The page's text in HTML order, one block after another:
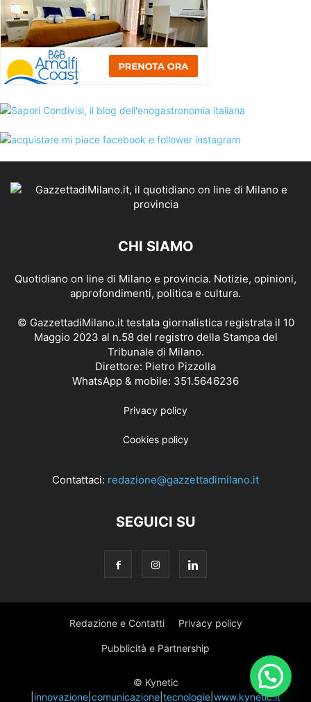
CHI SIAMO
Quotidiano on line di Milano e provincia. Notizie, opinioni,
approfondimenti, politica e cultura.
© GazzettadiMilano.it testata giornalistica registrata il 10
Maggio 2023 al n.58 del registro della Stampa del
Tribunale di Milano.
Direttore: Pietro Pizzolla
WhatsApp & mobile: 351.5646236
Privacy policy
Cookies policy
Contattaci: redazione@gazzettadimilano.it
SEGUICI SU
Redazione e Contatti Privacy policy
Pubblicità e Partnership
© Kynetic
innovazione comunicazione tecnologie www.kynetic.it